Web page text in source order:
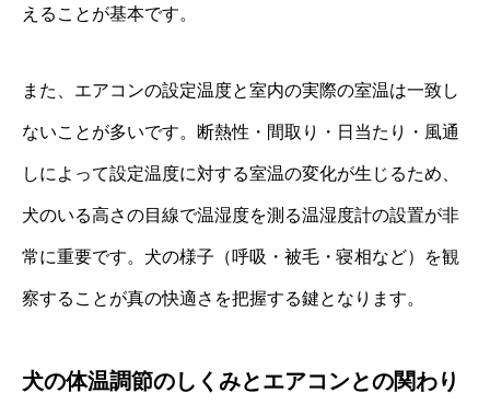
えることが基本です。
また、エアコンの設定温度と室内の実際の室温は一致し
ないことが多いです。断熱性・間取り・日当たり・風通
しによって設定温度に対する室温の変化が生じるため、
犬のいる高さの目線で温湿度を測る温湿度計の設置が非
常に重要です。犬の様子（呼吸・被毛・寝相など）を観
察することが真の快適さを把握する鍵となります。
犬の体温調節のしくみとエアコンとの関わり